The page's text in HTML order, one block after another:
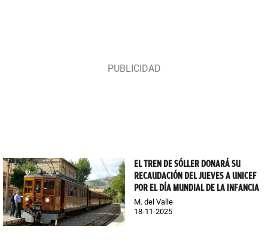
EL TREN DE SÓLLER DONARÁ SU
RECAUDACIÓN DEL JUEVES A UNICEF
POR EL DÍA MUNDIAL DE LA INFANCIA
M. del Valle
18-11-2025